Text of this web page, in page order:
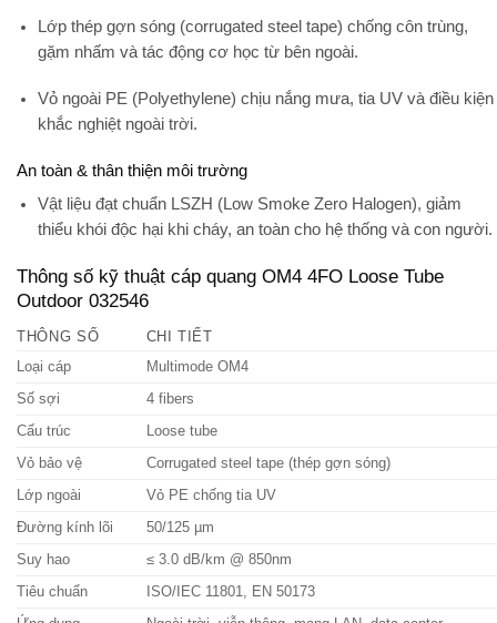
Lớp thép gợn sóng (corrugated steel tape) chống côn trùng,
gặm nhấm và tác động cơ học từ bên ngoài.
Vỏ ngoài PE(Polyethylene) chịu nắng mưa, tia UV và điều kiện
khắc nghiệt ngoài trời.
An toàn & thân thiện môi trường
Vật liệu đạt chuẩn LSZH (Low Smoke Zero Halogen), giảm
thiểu khói độc hại khi cháy, an toàn cho hệ thống và con người.
Thông số kỹ thuật cáp quang OM4 4FO Loose Tube
Outdoor 032546
THÔNG SỐ
CHI TIẾT
Loại cáp
Multimode OM4
Số sợi
4 fibers
Cấu trúc
Loose tube
Vỏ bảo vệ
Corrugated steel tape (thép gợn sóng)
Lớp ngoài
Vỏ PE chống tia UV
Đường kính lõi
50/125 µm
Suy hao
≤ 3.0 dB/km @ 850nm
Tiêu chuẩn
ISO/IEC 11801, EN 50173